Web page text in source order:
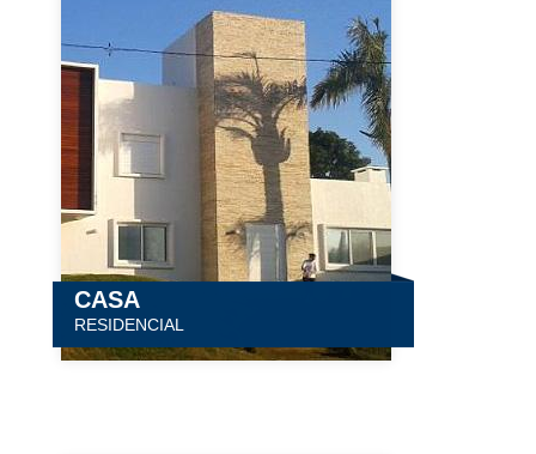
CASA
RESIDENCIAL